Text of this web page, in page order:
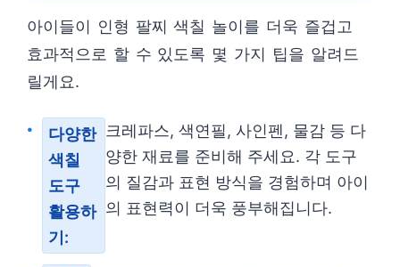
아이들이 인형 팔찌 색칠 놀이를 더욱 즐겁고
효과적으로 할 수 있도록 몇 가지 팁을 알려드
릴게요.
다양한
색칠
도구
활용하
기:
크레파스, 색연필, 사인펜, 물감 등 다
양한 재료를 준비해 주세요. 각 도구
의 질감과 표현 방식을 경험하며 아이
의 표현력이 더욱 풍부해집니다.